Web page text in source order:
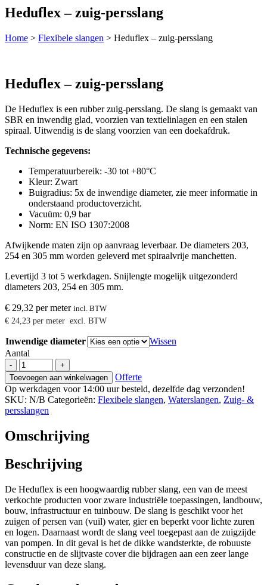
Heduflex – zuig-persslang
Home > Flexibele slangen > Heduflex – zuig-persslang
Heduflex – zuig-persslang
De Heduflex is een rubber zuig-persslang. De slang is gemaakt van
SBR en inwendig glad, voorzien van textielinlagen en een stalen
spiraal. Uitwendig is de slang voorzien van een doekafdruk.
Technische gegevens:
Temperatuurbereik: -30 tot +80°C
Kleur: Zwart
Buigradius: 5x de inwendige diameter, zie meer informatie in
onderstaand productoverzicht.
Vacuüm: 0,9 bar
Norm: EN ISO 1307:2008
Afwijkende maten zijn op aanvraag leverbaar. De diameters 203,
254 en 305 mm worden geleverd met spiraalvrije manchetten.
Levertijd 3 tot 5 werkdagen. Snijlengte mogelijk uitgezonderd
diameters 203, 254 en 305 mm.
€ 29,32 per meter incl. BTW
€ 24,23 per meter excl. BTW
Inwendige diameter
Wissen
Aantal
-
Heduflex
-
zuig-
persslang
aantal
+
Toevoegen aan winkelwagen
Offerte
Op werkdagen voor 14:00 uur besteld, dezelfde dag verzonden!
SKU: N/B Categorieën: Flexibele slangen, Waterslangen, Zuig- &
persslangen
Omschrijving
Beschrijving
De Heduflex is een hoogwaardig rubber slang, een van de meest
verkochte producten voor zware industriële toepassingen, landbouw,
bouw, infrastructuur en tuinbouw. De slang is geschikt voor het
zuigen of persen van (vuil) water, gier en beperkt voor lichte zuren
en logen. Daarnaast wordt de slang veel toegepast aan de zuigzijde
van pompen. In dit geval is het de dikke wandsterkte, de robuuste
constructie en de slijtvaste cover die bijdragen aan een zeer lange
levensduur van deze slang.